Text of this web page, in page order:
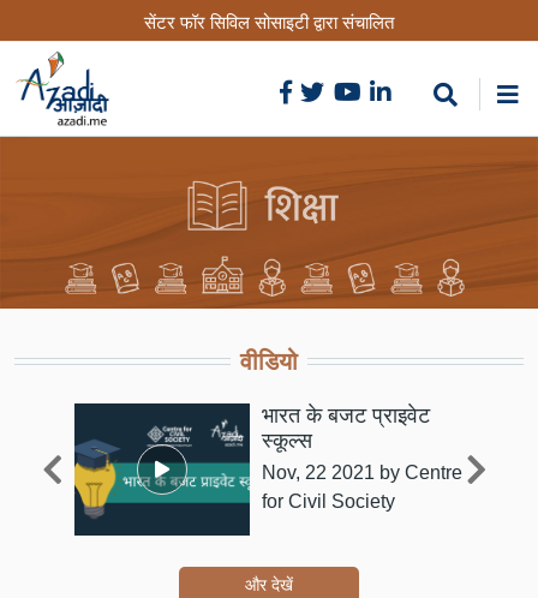
to
content
सेंटर फॉर सिविल सोसाइटी द्वारा संचालित
वीडियो
भारत के बजट प्राइवेट
स्कूल्स
Nov, 22 2021 by Centre
for Civil Society
और देखें